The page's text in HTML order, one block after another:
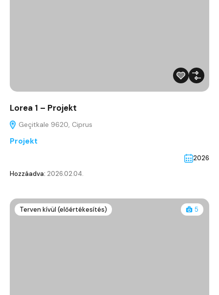
Lorea 1 – Projekt
Geçitkale 9620, Ciprus
Projekt
2026
Hozzáadva: 2026.02.04.
Terven kívül (előértékesítés) 5